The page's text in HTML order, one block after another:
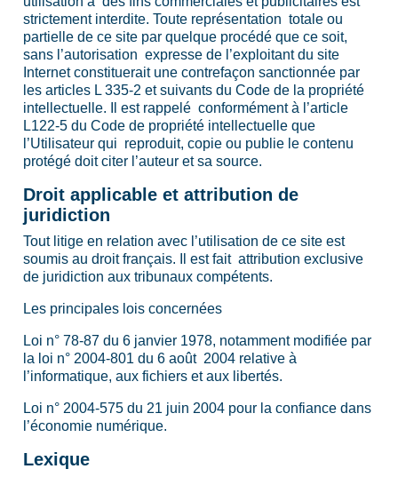
strictement interdite. Toute représentation totale ou
partielle de ce site par quelque procédé que ce soit,
sans l’autorisation expresse de l’exploitant du site
Internet constituerait une contrefaçon sanctionnée par
les articles L 335-2 et suivants du Code de la propriété
intellectuelle. Il est rappelé conformément à l’article
L122-5 du Code de propriété intellectuelle que
l’Utilisateur qui reproduit, copie ou publie le contenu
protégé doit citer l’auteur et sa source.
Droit applicable et attribution de
juridiction
Tout litige en relation avec l’utilisation de ce site est
soumis au droit français. Il est fait attribution exclusive
de juridiction aux tribunaux compétents.
Les principales lois concernées
Loi n° 78-87 du 6 janvier 1978, notamment modifiée par
la loi n° 2004-801 du 6 août 2004 relative à
l’informatique, aux fichiers et aux libertés.
Loi n° 2004-575 du 21 juin 2004 pour la confiance dans
l’économie numérique.
Lexique